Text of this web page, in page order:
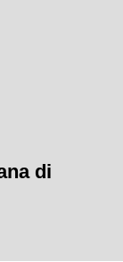
di